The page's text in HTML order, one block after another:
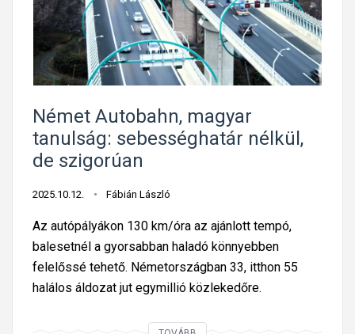
Német Autobahn, magyar
tanulság: sebességhatár nélkül,
de szigorúan
2025.10.12. Fábián László
Az autópályákon 130 km/óra az ajánlott tempó,
balesetnél a gyorsabban haladó könnyebben
felelőssé tehető. Németországban 33, itthon 55
halálos áldozat jut egymillió közlekedőre.